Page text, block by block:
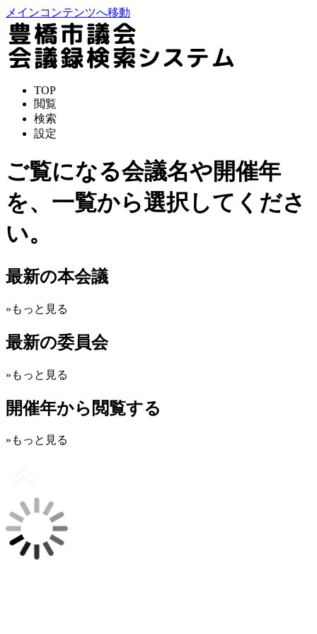
メインコンテンツへ移動
TOP
閲覧
検索
設定
ご覧になる会議名や開催年
を、一覧から選択してくださ
い。
最新の本会議
»もっと見る
最新の委員会
»もっと見る
開催年から閲覧する
»もっと見る